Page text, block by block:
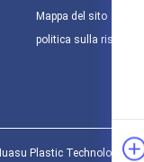
Mappa del sito
politica sulla
Plastic Technology Co.,